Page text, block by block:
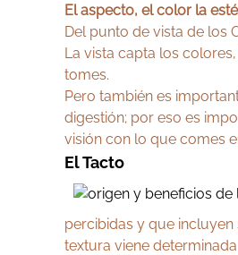
El aspecto, el color la
Del punto de vista de los
La vista capta los
tomes.
Pero también es
digestión; por eso es
visión con lo que comes
El Tacto
percibidas y que
textura viene